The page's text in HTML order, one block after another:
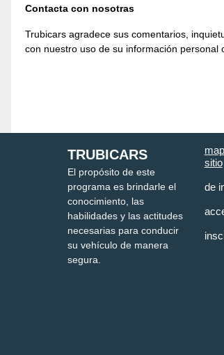
Contacta con nosotras
Trubicars agradece sus comentarios,
con nuestro uso de su información
TRUBICARS
El propósito de este
programa es brindarle el
conocimiento, las
habilidades y las actitudes
necesarias para conducir
su vehículo de manera
segura.
sitio
de